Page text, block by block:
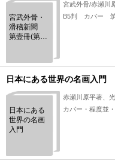
宮武外骨・
滑稽新聞
第壹冊(第1
宮武外骨/赤瀬川
B5判 カバー
日本にある世界の名画入門
日本にある
世界の名画
入門
赤瀬川原平著、
カバー・程度並